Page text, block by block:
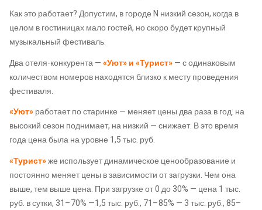
Как это работает? Допустим, в городе N низкий сезон, когда в
целом в гостиницах мало гостей, но скоро будет крупный
музыкальный фестиваль.
Два отеля-конкурента —«Уют» и «Турист»— с одинаковым
количеством номеров находятся близко к месту проведения
фестиваля.
«Уют»работает по старинке — меняет цены два раза в год: на
высокий сезон поднимает, на низкий — снижает. В это время
года цена была на уровне 1,5 тыс. руб.
«Турист»же использует динамическое ценообразование и
постоянно меняет цены в зависимости от загрузки. Чем она
выше, тем выше цена. При загрузке от 0 до 30% — цена 1 тыс.
руб. в сутки, 31–70% —1,5 тыс. руб., 71–85% — 3 тыс. руб., 85–